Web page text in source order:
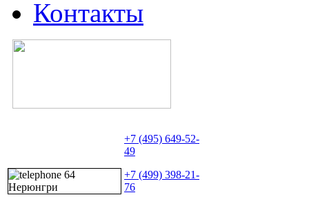
Контакты
+7 (495) 649-52-
49
+7 (499) 398-21-
76